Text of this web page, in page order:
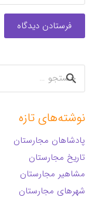
فرستادن دیدگاه
جستجو
برای:
نوشته‌های تازه
پادشاهان مجارستان
تاریخ مجارستان
مشاهیر مجارستان
شهرهای مجارستان